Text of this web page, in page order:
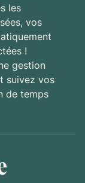
les
vos
!
gestion
suivez vos
de temps